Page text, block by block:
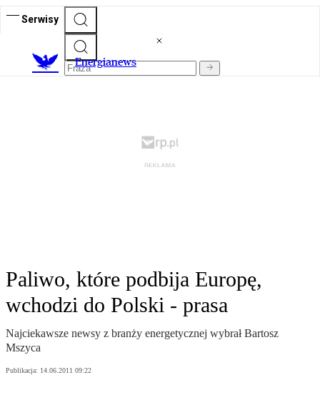
Serwisy
Energianews
Paliwo, które podbija Europę,
wchodzi do Polski - prasa
Najciekawsze newsy z branży energetycznej wybrał Bartosz
Mszyca
Publikacja: 14.06.2011 09:22